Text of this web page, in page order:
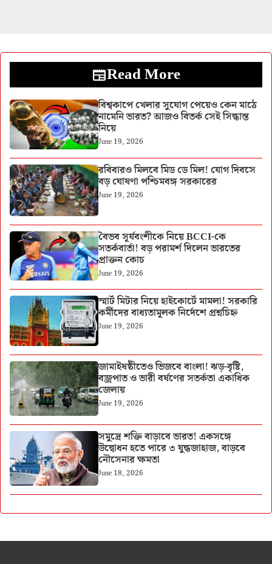
Read More
বিশ্বকাপে খেলার সুযোগ পেয়েও কেন মাঠে
নামেনি ভারত? আজও বিতর্ক সেই সিদ্ধান্ত
নিয়ে
June 19, 2026
রবিবারও মিলবে মিড ডে মিল! যোগ দিবসে
বড় ঘোষণা পশ্চিমবঙ্গ সরকারের
June 19, 2026
বৈভব সূর্যবংশীকে নিয়ে BCCI-কে
সতর্কবার্তা! বড় পরামর্শ দিলেন ভারতের
প্রাক্তন কোচ
June 19, 2026
স্মার্ট মিটার নিয়ে হাইকোর্টে মামলা! সরকারি
কর্মীদের বাধ্যতামূলক নির্দেশে প্রশ্নচিহ্ন
June 19, 2026
জামাইষষ্ঠীতেও ভিজবে বাংলা! ঝড়-বৃষ্টি,
বজ্রপাত ও ভারী বর্ষণের সতর্কতা একাধিক
জেলায়
June 19, 2026
সমুদ্রে শক্তি বাড়াবে ভারত! একসঙ্গে
উদ্বোধন হতে পারে ৩ যুদ্ধজাহাজ, বাড়বে
নৌসেনার ক্ষমতা
June 18, 2026